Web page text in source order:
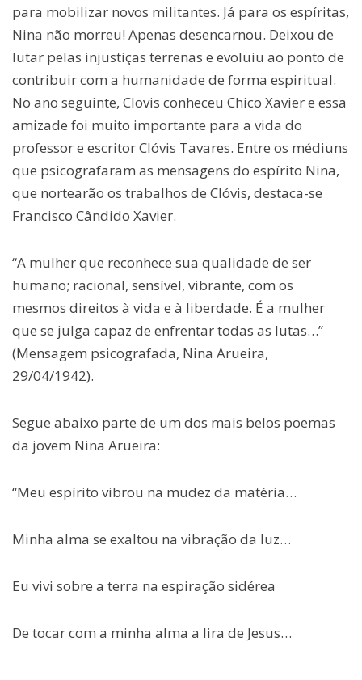
para mobilizar novos militantes. Já para os espíritas,
Nina não morreu! Apenas desencarnou. Deixou de
lutar pelas injustiças terrenas e evoluiu ao ponto de
contribuir com a humanidade de forma espiritual.
No ano seguinte, Clovis conheceu Chico Xavier e essa
amizade foi muito importante para a vida do
professor e escritor Clóvis Tavares. Entre os médiuns
que psicografaram as mensagens do espírito Nina,
que nortearão os trabalhos de Clóvis, destaca-se
Francisco Cândido Xavier.
“A mulher que reconhece sua qualidade de ser
humano; racional, sensível, vibrante, com os
mesmos direitos à vida e à liberdade. É a mulher
que se julga capaz de enfrentar todas as lutas…”
(Mensagem psicografada, Nina Arueira,
29/04/1942).
Segue abaixo parte de um dos mais belos poemas
da jovem Nina Arueira:
“Meu espírito vibrou na mudez da matéria…
Minha alma se exaltou na vibração da luz…
Eu vivi sobre a terra na espiração sidérea
De tocar com a minha alma a lira de Jesus…